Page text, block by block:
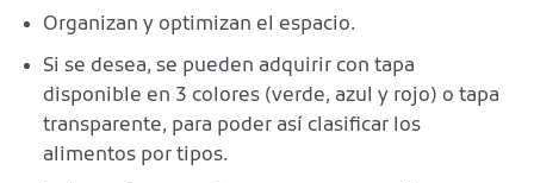
Organizan y optimizan el espacio.
Si se desea, se pueden adquirir con tapa
disponible en 3 colores (verde, azul y rojo) o tapa
transparente, para poder así clasificar los
alimentos por tipos.